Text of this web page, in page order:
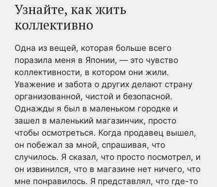
Узнайте, как жить
коллективно
Одна из вещей, которая больше всего
поразила меня в Японии, — это чувство
коллективности, в котором они жили.
Уважение и забота о других делают страну
организованной, чистой и безопасной.
Однажды я был в маленьком городке и
зашел в маленький магазинчик, просто
чтобы осмотреться. Когда продавец вышел,
он побежал за мной, спрашивая, что
случилось. Я сказал, что просто посмотрел, и
он извинился, что в магазине нет ничего, что
мне понравилось. Я представлял, что где-то